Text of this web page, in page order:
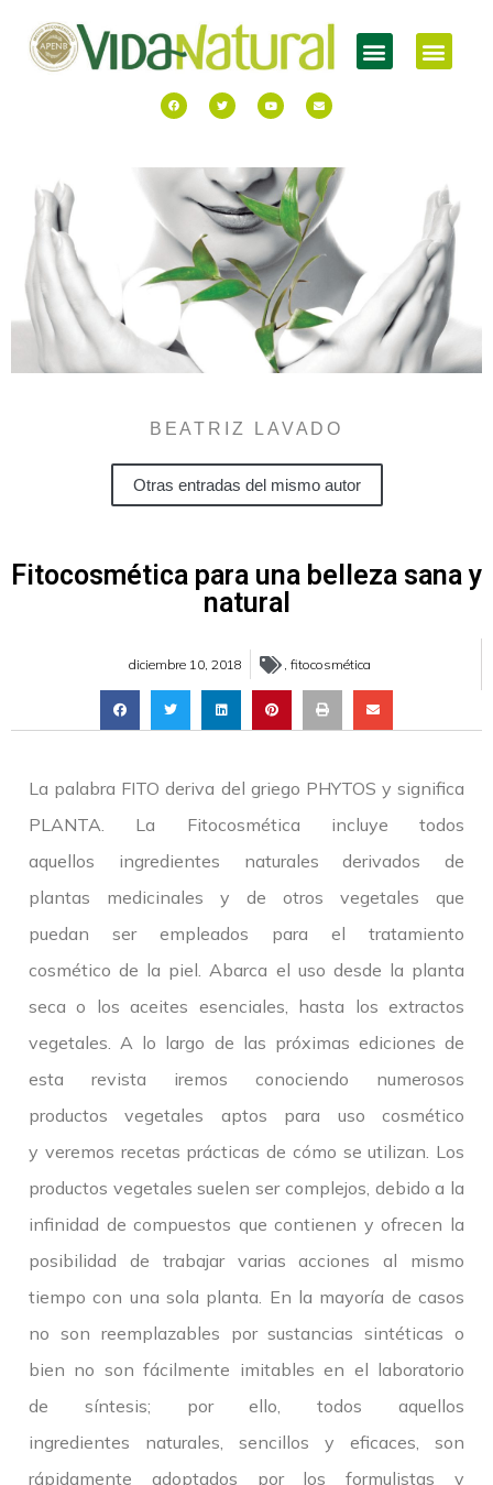
BEATRIZ LAVADO
Otras entradas del mismo autor
Fitocosmética para una belleza sana y
natural
diciembre 10, 2018 , fitocosmética
La palabra FITO deriva del griego PHYTOS y significa
PLANTA. La Fitocosmética incluye todos
aquellos ingredientes naturales derivados de
plantas medicinales y de otros vegetales que
puedan ser empleados para el tratamiento
cosmético de la piel. Abarca el uso desde la planta
seca o los aceites esenciales, hasta los extractos
vegetales. A lo largo de las próximas ediciones de
esta revista iremos conociendo numerosos
productos vegetales aptos para uso cosmético
y veremos recetas prácticas de cómo se utilizan. Los
productos vegetales suelen ser complejos, debido a la
infinidad de compuestos que contienen y ofrecen la
posibilidad de trabajar varias acciones al mismo
tiempo con una sola planta. En la mayoría de casos
no son reemplazables por sustancias sintéticas o
bien no son fácilmente imitables en el laboratorio
de síntesis; por ello, todos aquellos
ingredientes naturales, sencillos y eficaces, son
rápidamente adoptados por los formulistas y